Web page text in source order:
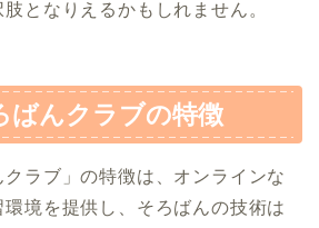
となりえるかもしれません。
ばんクラブの特徴
クラブ」の特徴は、オンラインな
境を提供し、そろばんの技術は